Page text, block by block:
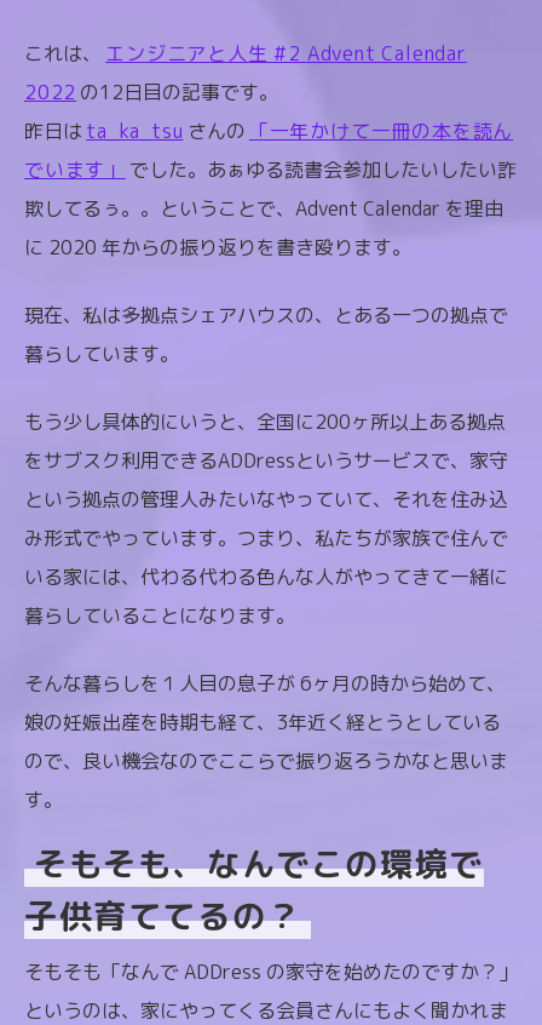
これは、
エンジニアと人生 #2 Advent Calendar
2022 の12日目の記事です。
昨日はta_ka_tsu さんの
「一年かけて一冊の本を読ん
でいます」
でした。あぁゆる読書会参加したいしたい詐
欺してるぅ。。ということで、Advent Calendar を理由
に 2020 年からの振り返りを書き殴ります。
現在、私は多拠点シェアハウスの、とある一つの拠点で
暮らしています。
もう少し具体的にいうと、全国に200ヶ所以上ある拠点
をサブスク利用できるADDressというサービスで、家守
という拠点の管理人みたいなやっていて、それを住み込
み形式でやっています。つまり、私たちが家族で住んで
いる家には、代わる代わる色んな人がやってきて一緒に
暮らしていることになります。
そんな暮らしを１人目の息子が 6ヶ月の時から始めて、
娘の妊娠出産を時期も経て、3年近く経とうとしている
ので、良い機会なのでここらで振り返ろうかなと思いま
す。
そもそも、なんでこの環境で
子供育ててるの？
そもそも「なんで ADDress の家守を始めたのですか？」
というのは、家にやってくる会員さんにもよく聞かれま